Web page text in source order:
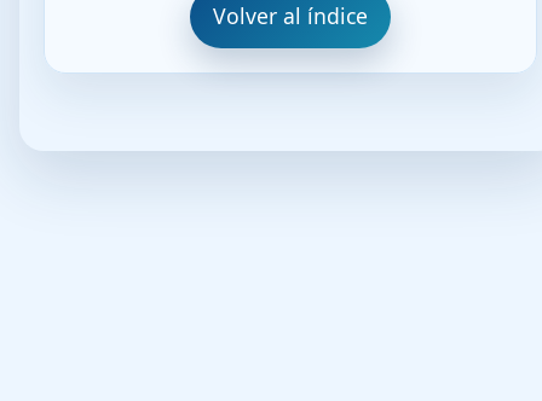
Volver al índice